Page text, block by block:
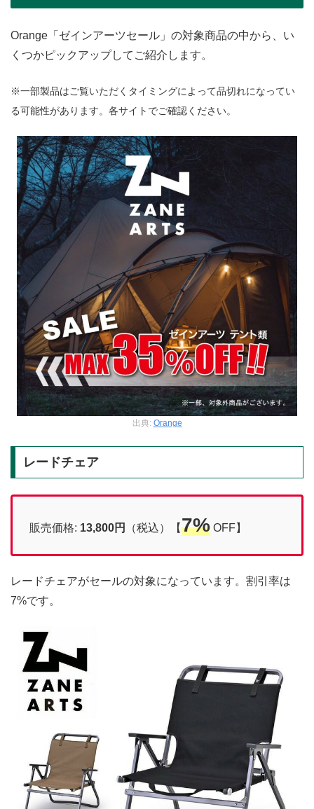
Orange「ゼインアーツセール」の対象商品の中から、い
くつかピックアップしてご紹介します。
※一部製品はご覧いただくタイミングによって品切れになってい
る可能性があります。各サイトでご確認ください。
出典: Orange
レードチェア
販売価格: 13,800円 （税込）【7% OFF】
レードチェアがセールの対象になっています。割引率は
7%です。